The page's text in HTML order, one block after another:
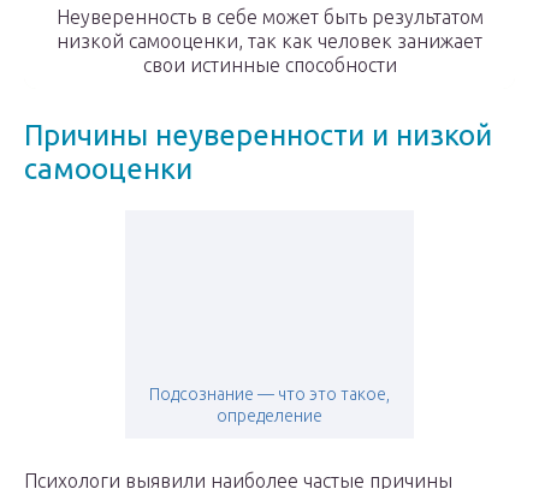
Неуверенность в себе может быть результатом
низкой самооценки, так как человек занижает
свои истинные способности
Причины неуверенности и низкой
самооценки
Подсознание — что это такое,
определение
Психологи выявили наиболее частые причины